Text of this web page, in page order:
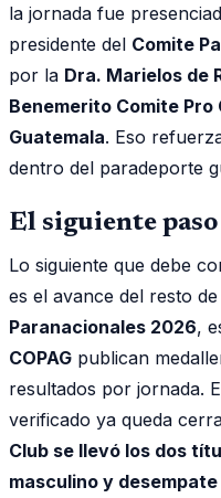
la jornada fue
presidente del Comite
por la Dra. Marielos de
Benemerito Comite Pro
Guatemala. Eso
dentro del paradeporte
El siguiente
Lo siguiente que debe
es el avance del resto
Paranacionales 2026,
COPAG publican
resultados por jornada.
verificado ya queda
Club se llevó los dos
masculino y